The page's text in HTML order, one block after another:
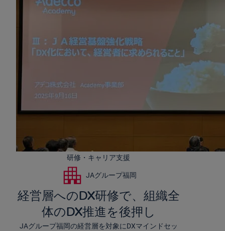
研修・キャリア支援
JAグループ福岡
経営層へのDX研修で、組織全
体のDX推進を後押し
JAグループ福岡の経営層を対象にDXマインドセッ